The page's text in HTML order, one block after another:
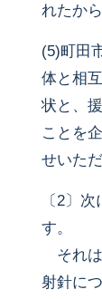
れたか
(5)町田
体と相
状と、
ことを
せいた
〔2〕
す。
それは
射針に